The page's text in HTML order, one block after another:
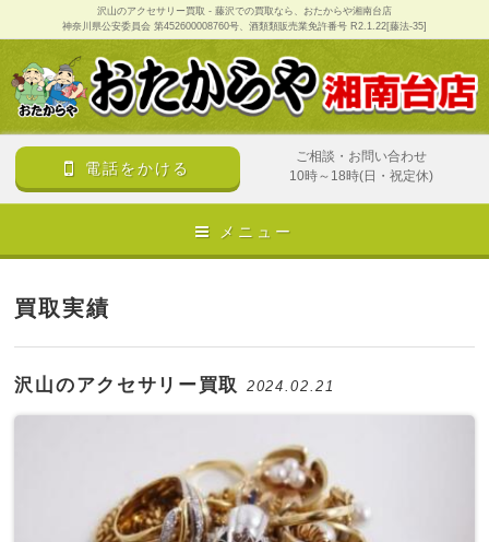
沢山のアクセサリー買取 - 藤沢での買取なら、おたからや湘南台店
神奈川県公安委員会 第452600008760号、酒類類販売業免許番号 R2.1.22[藤法-35]
電話をかける
ご相談・お問い合わせ
10時～18時(日・祝定休)
メニュー
買取実績
沢山のアクセサリー買取 2024.02.21